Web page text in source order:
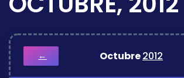
← Octubre2012